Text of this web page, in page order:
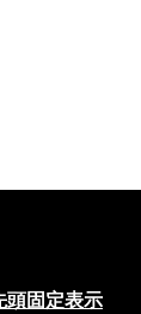
頭固定表示